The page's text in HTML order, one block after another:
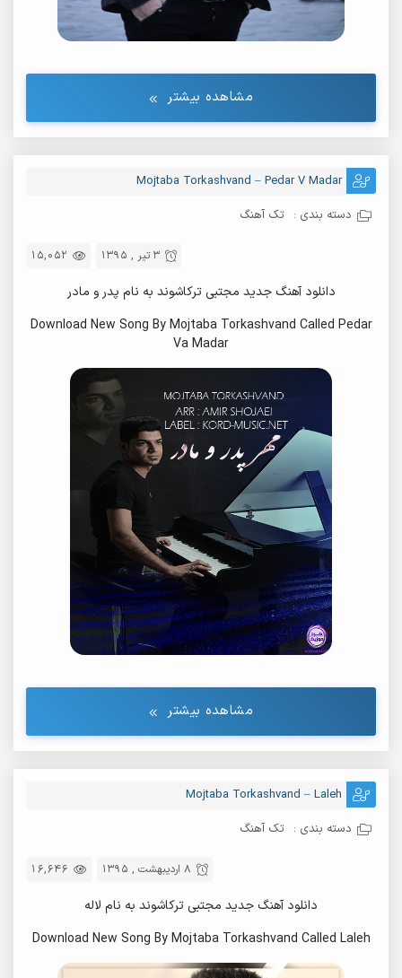
مشاهده بیشتر
Mojtaba Torkashvand – Pedar V Madar
دسته بندی : تک آهنگ
15,052 3 تیر , 1395
دانلود آهنگ جدید مجتبی ترکاشوند به نام پدر و مادر
Download New Song By Mojtaba Torkashvand Called Pedar
Va Madar
مشاهده بیشتر
Mojtaba Torkashvand – Laleh
دسته بندی : تک آهنگ
16,646 8 اردیبهشت , 1395
دانلود آهنگ جدید مجتبی ترکاشوند به نام لاله
Download New Song By Mojtaba Torkashvand Called Laleh